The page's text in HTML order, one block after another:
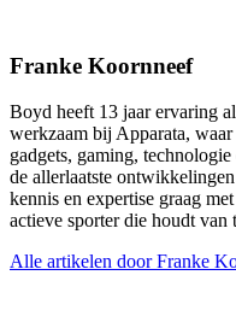
Franke Koornneef
Boyd heeft 13 jaar ervaring
werkzaam bij Apparata,
gadgets, gaming,
de allerlaatste
kennis en expertise graag
actieve sporter die houdt van
Alle artikelen door Franke